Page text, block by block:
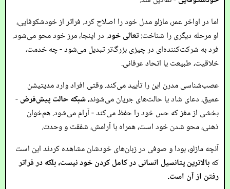
اما در اواخر عمر، مازلو مدل خود را اصلاح کرد. فراتر از خود‌شکوفایی،
او مرحله دیگری را شناخت:تعالی خود. در اینجا، مرز خود محو می‌شود.
فرد به شرکت‌کننده‌ای در چیزی بزرگ‌تر تبدیل می‌شود - چه خدمت،
خلاقیت، طبیعت یا اتحاد عرفانی.
عصب‌شناسی مدرن این را تأیید می‌کند. وقتی افراد وارد مدیتیشن
عمیق، دعای شاد یا حالت‌های جریان می‌شوند،شبکه حالت پیش‌فرض-
بخشی از مغز که حس خود را حفظ می‌کند - آرام می‌شود. هم‌خوان
ذهنی، محو شدن خود است، همراه با آرامش، شفقت و وحدت.
آنچه مازلو، بودا و صوفی در زبان‌های خودشان مشاهده کردند این است
کهبالاترین پتانسیل انسانی در کامل کردن خود نیست، بلکه در فراتر
رفتن از آن است.